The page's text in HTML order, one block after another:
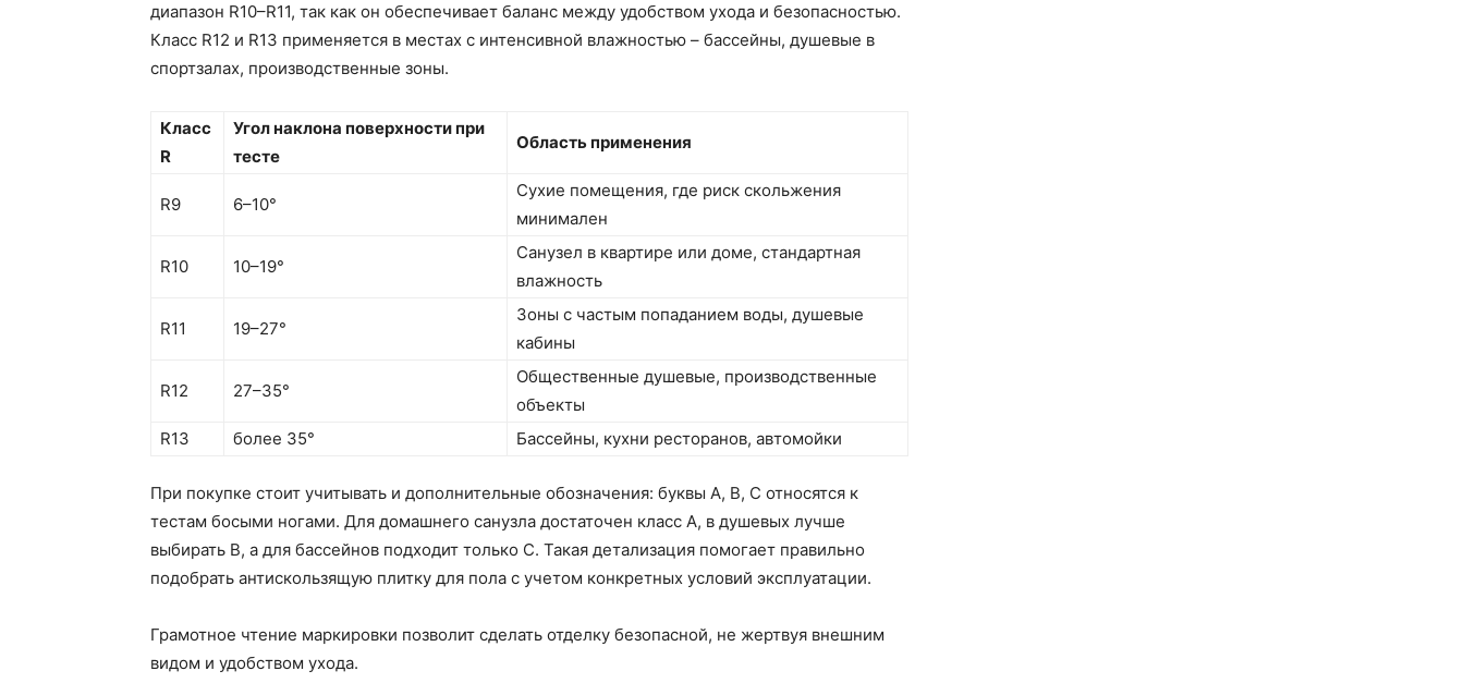
диапазон R10–R11, так как он обеспечивает баланс между удобством ухода и безопасностью.
Класс R12 и R13 применяется в местах с интенсивной влажностью – бассейны, душевые в
спортзалах, производственные зоны.
Класс
R
Угол наклона поверхности при
тесте
Область применения
R9 6–10°
Сухие помещения, где риск скольжения
минимален
R10 10–19°
Санузел в квартире или доме, стандартная
влажность
R11 19–27°
Зоны с частым попаданием воды, душевые
кабины
R12 27–35°
Общественные душевые, производственные
объекты
R13
более 35° Бассейны, кухни ресторанов, автомойки
При покупке стоит учитывать и дополнительные обозначения: буквы A, B, C относятся к
тестам босыми ногами. Для домашнего санузла достаточен класс А, в душевых лучше
выбирать В, а для бассейнов подходит только С. Такая детализация помогает правильно
подобрать антискользящую плитку для пола с учетом конкретных условий эксплуатации.
Грамотное чтение маркировки позволит сделать отделку безопасной, не жертвуя внешним
видом и удобством ухода.